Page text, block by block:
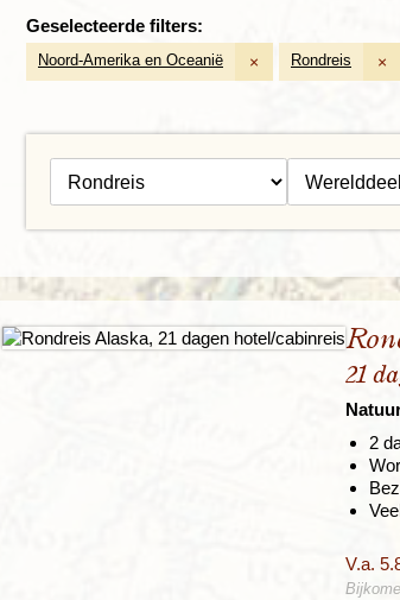
Geselecteerde filters:
Noord-Amerika en Oceanië × Rondreis ×
21
2
V.a.